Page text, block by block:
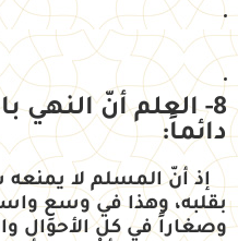
8- العلم أنّ النهي
دائماً:
إذ أنّ المسلم لا يمنعه
بقلبه، وهذا في وسعِ
وصغاراً في كل الأحوال